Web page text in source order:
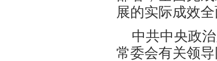
展的实际成效
中共中央政
常委会有关领